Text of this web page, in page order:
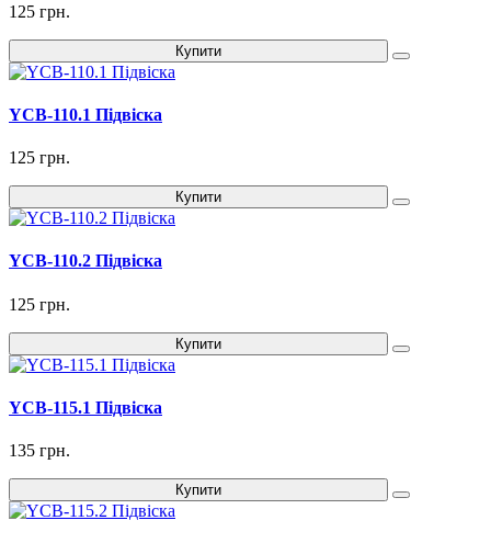
125 грн.
Купити
YCB-110.1 Підвіска
125 грн.
Купити
YCB-110.2 Підвіска
125 грн.
Купити
YCB-115.1 Підвіска
135 грн.
Купити